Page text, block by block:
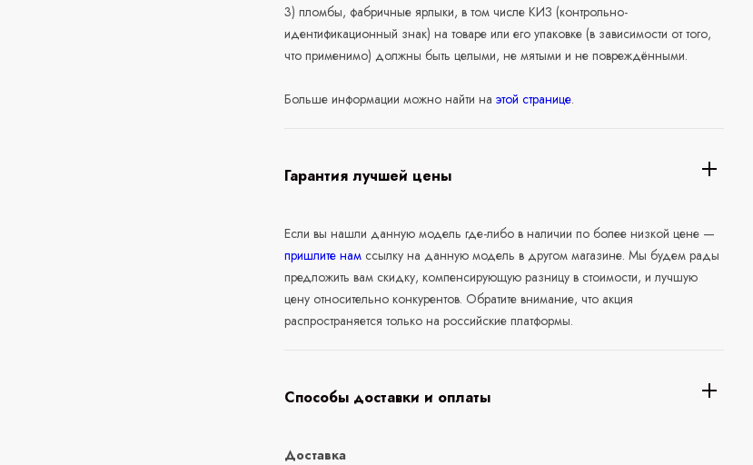
3) пломбы, фабричные ярлыки, в том числе КИЗ (контрольно-
идентификационный знак) на товаре или его упаковке (в зависимости от того,
что применимо) должны быть целыми, не мятыми и не повреждёнными.
Больше информации можно найти наэтой странице.
Гарантия лучшей цены
Если вы нашли данную модель где-либо в наличии по более низкой цене —
пришлите нам ссылку на данную модель в другом магазине. Мы будем рады
предложить вам скидку, компенсирующую разницу в стоимости, и лучшую
цену относительно конкурентов. Обратите внимание, что акция
распространяется только на российские платформы.
Способы доставки и оплаты
Доставка